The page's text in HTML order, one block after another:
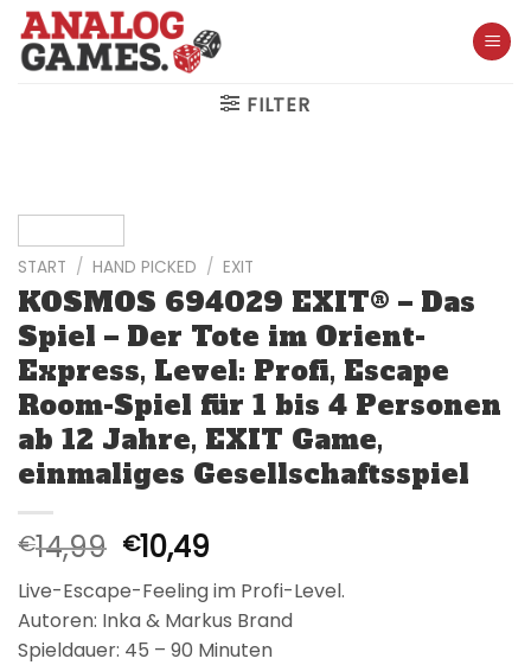
Skip
content
FILTER
START / HAND PICKED / EXIT
KOSMOS 694029 EXIT® – Das
Spiel – Der Tote im Orient-
Express, Level: Profi, Escape
Room-Spiel für 1 bis 4 Personen
ab 12 Jahre, EXIT Game,
einmaliges Gesellschaftsspiel
€14,99 Ursprünglicher
Preis
war:
€14,99
€10,49
Preis
ist:
€10,49.
Live-Escape-Feeling im Profi-Level.
Autoren: Inka & Markus Brand
Spieldauer: 45 – 90 Minuten